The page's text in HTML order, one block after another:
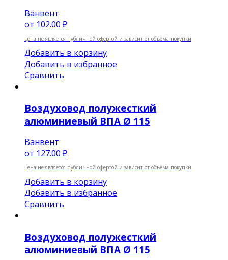
Ванвент
от 102.00 ₽
цена не является публичной офертой и зависит от объёма покупки
Добавить в корзину
Добавить в избранное
Сравнить
Воздуховод полужесткий
алюминиевый ВПА Ø 115
Ванвент
от 127.00 ₽
цена не является публичной офертой и зависит от объёма покупки
Добавить в корзину
Добавить в избранное
Сравнить
Воздуховод полужесткий
алюминиевый ВПА Ø 115